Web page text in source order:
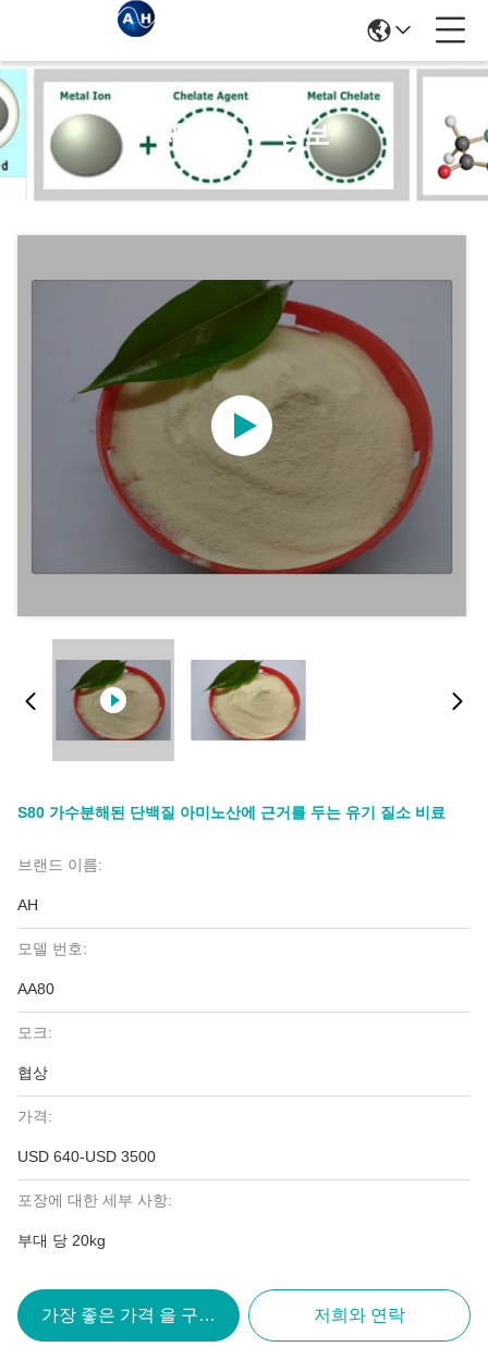
제품 세부 정보
S80 가수분해된 단백질 아미노산에 근거를 두는 유기 질소 비료
브랜드 이름:
AH
모델 번호:
AA80
모크:
협상
가격:
USD 640-USD 3500
포장에 대한 세부 사항:
부대 당 20kg
가장 좋은 가격 을 구하라 저희와 연락